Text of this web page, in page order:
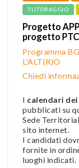
TUTORAGGIO
Progetto
progetto
Programma
L'ALT(R)O
Chiedi
I calendari
pubblicati su
Sede
sito internet.
I candidati
fornite in
luoghi indicati.